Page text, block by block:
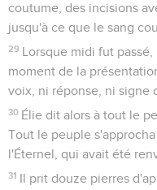
coutume, des incisions
jusqu'à ce que le sang
29 Lorsque midi fut
moment de la
voix, ni réponse, ni signe
30 Élie dit alors à tout le
Tout le peuple
l'Éternel, qui avait été
31 Il prit douze pierres